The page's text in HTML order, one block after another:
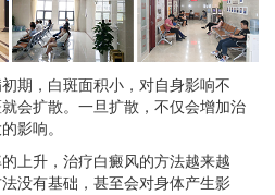
，白斑面积小，对自身影响不
会扩散。一旦扩散，不仅会增加治
影响。
升，治疗白癜风的方法越来越
没有基础，甚至会对身体产生影